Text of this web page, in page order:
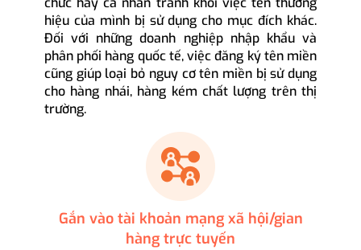
hiệu của mình bị sử dụng cho mục đích khác.
Đối với những doanh nghiệp nhập khẩu và
phân phối hàng quốc tế, việc đăng ký tên miền
cũng giúp loại bỏ nguy cơ tên miền bị sử dụng
cho hàng nhái, hàng kém chất lượng trên thị
trường.
Gắn vào tài khoản mạng xã hội/gian
hàng trực tuyến